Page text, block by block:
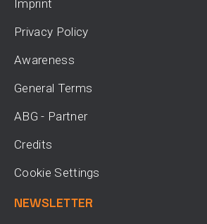
Imprint
Privacy Policy
Awareness
General Terms
ABG - Partner
Credits
Cookie Settings
NEWSLETTER